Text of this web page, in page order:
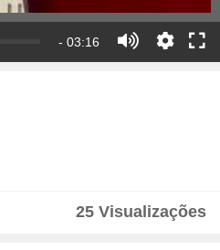
- 03:16
25 Visualizações